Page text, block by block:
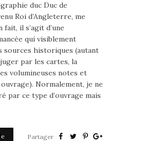
duc Duc de
Roi d’Angleterre, me
il s’agit d’une
qui visiblement
sources historiques (autant
par les cartes, la
volumineuses notes et
Normalement, je ne
par ce type d’ouvrage mais
Partager